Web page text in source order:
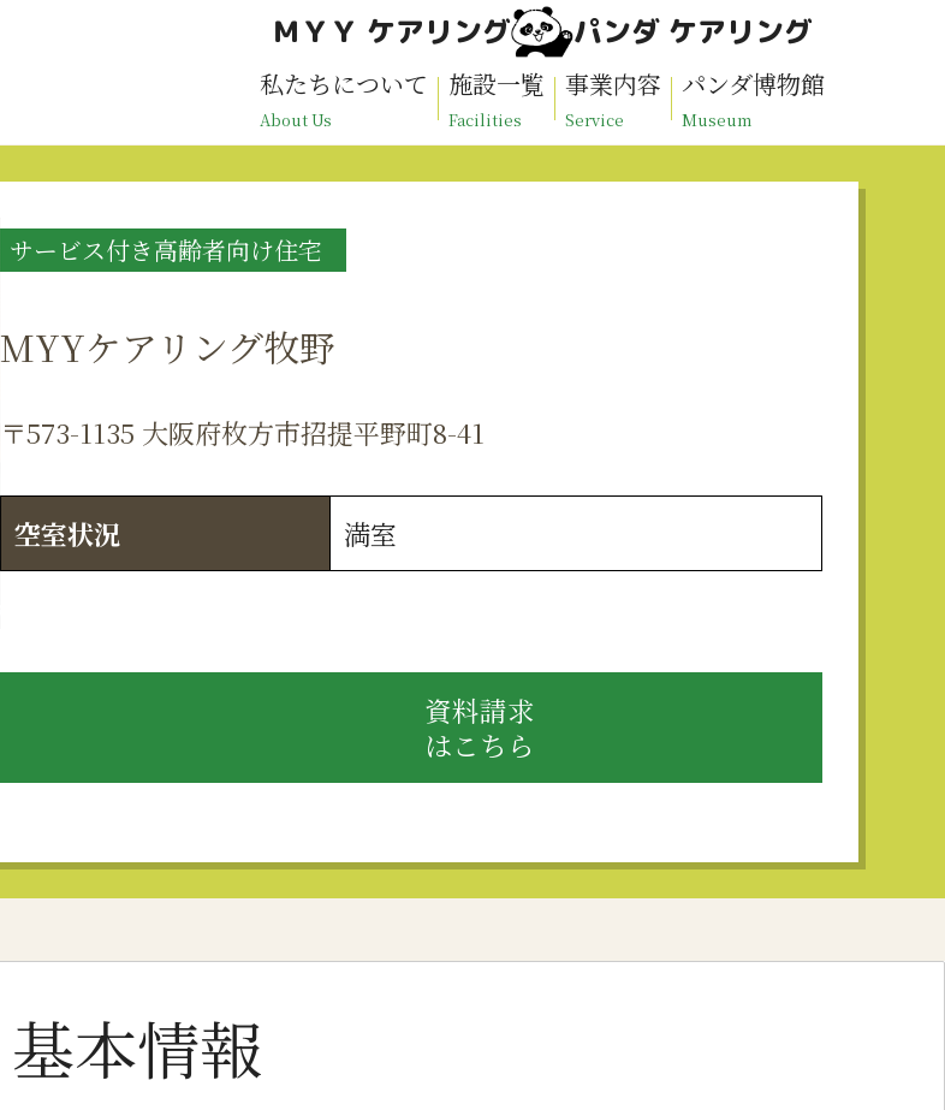
ＭＹＹ ケアリング パンダ ケアリング
私たちについて
About Us
施設一覧
Facilities
事業内容
Service
パンダ博物館
Museum
サービス付き高齢者向け住宅
MYYケアリング牧野
〒573-1135 大阪府枚方市招提平野町8-41
空室状況 満室
資料請求
はこちら
基本情報